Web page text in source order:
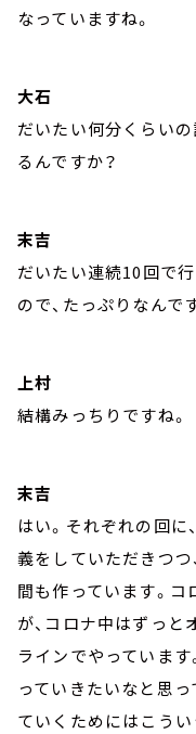
なっていますね。
大石
だいたい何分くらいの
るんですか？
末吉
だいたい連続10回で
ので、たっぷりなんで
上村
結構みっちりですね。
末吉
はい。それぞれの回
義をしていただきつ
間も作っています。
が、コロナ中はずっと
ラインでやっています
っていきたいなと思っ
ていくためにはこう